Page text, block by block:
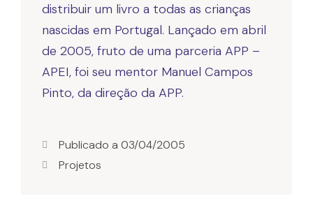
distribuir um livro a todas as crianças
nascidas em Portugal. Lançado em abril
de 2005, fruto de uma parceria APP –
APEI, foi seu mentor Manuel Campos
Pinto, da direção da APP.
Publicado a 03/04/2005
Projetos